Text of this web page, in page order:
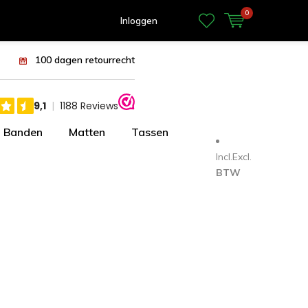
Inloggen
0
100 dagen retourrecht
Banden Matten Tassen
Incl.Excl.
BTW